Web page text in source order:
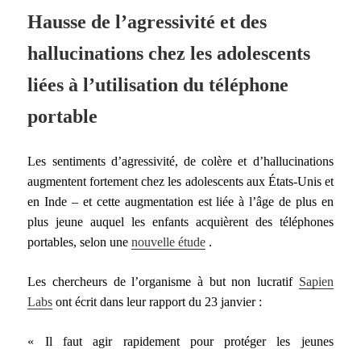
Hausse de l’agressivité et des
hallucinations chez les adolescents
liées à l’utilisation du téléphone
portable
Les sentiments d’agressivité, de colère et d’hallucinations
augmentent fortement chez les adolescents aux États-Unis et
en Inde – et cette augmentation est liée à l’âge de plus en
plus jeune auquel les enfants acquièrent des téléphones
portables, selon unenouvelle étude .
Les chercheurs de l’organisme à but non lucratif Sapien
Labs ont écrit dans leur rapport du 23 janvier :
« Il faut agir rapidement pour protéger les jeunes